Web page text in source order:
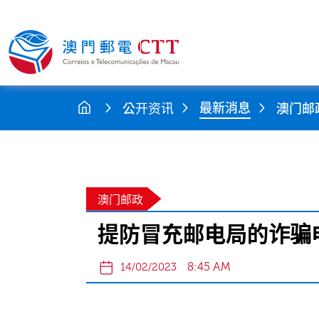
公开资讯 最新消息 澳门邮
澳门邮政
提防冒充邮电局的诈骗
14/02/2023 8:45 AM